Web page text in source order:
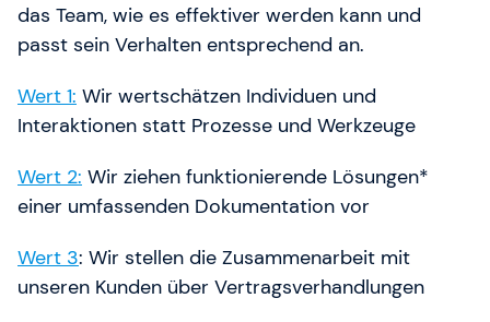
das Team, wie es effektiver werden kann und
passt sein Verhalten entsprechend an.
Wert 1: Wir wertschätzen Individuen und
Interaktionen statt Prozesse und Werkzeuge
Wert 2: Wir ziehen funktionierende Lösungen*
einer umfassenden Dokumentation vor
Wert 3: Wir stellen die Zusammenarbeit mit
unseren Kunden über Vertragsverhandlungen